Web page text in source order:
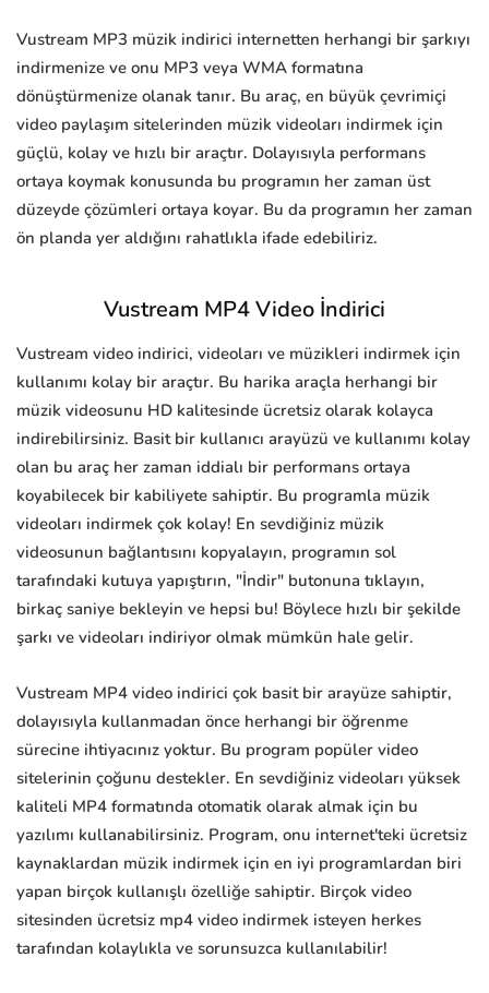
Vustream MP3 müzik indirici internetten herhangi bir şarkıyı
indirmenize ve onu MP3 veya WMA formatına
dönüştürmenize olanak tanır. Bu araç, en büyük çevrimiçi
video paylaşım sitelerinden müzik videoları indirmek için
güçlü, kolay ve hızlı bir araçtır. Dolayısıyla performans
ortaya koymak konusunda bu programın her zaman üst
düzeyde çözümleri ortaya koyar. Bu da programın her zaman
ön planda yer aldığını rahatlıkla ifade edebiliriz.
Vustream MP4 Video İndirici
Vustream video indirici, videoları ve müzikleri indirmek için
kullanımı kolay bir araçtır. Bu harika araçla herhangi bir
müzik videosunu HD kalitesinde ücretsiz olarak kolayca
indirebilirsiniz. Basit bir kullanıcı arayüzü ve kullanımı kolay
olan bu araç her zaman iddialı bir performans ortaya
koyabilecek bir kabiliyete sahiptir. Bu programla müzik
videoları indirmek çok kolay! En sevdiğiniz müzik
videosunun bağlantısını kopyalayın, programın sol
tarafındaki kutuya yapıştırın, "İndir" butonuna tıklayın,
birkaç saniye bekleyin ve hepsi bu! Böylece hızlı bir şekilde
şarkı ve videoları indiriyor olmak mümkün hale gelir.
Vustream MP4 video indirici çok basit bir arayüze sahiptir,
dolayısıyla kullanmadan önce herhangi bir öğrenme
sürecine ihtiyacınız yoktur. Bu program popüler video
sitelerinin çoğunu destekler. En sevdiğiniz videoları yüksek
kaliteli MP4 formatında otomatik olarak almak için bu
yazılımı kullanabilirsiniz. Program, onu internet'teki ücretsiz
kaynaklardan müzik indirmek için en iyi programlardan biri
yapan birçok kullanışlı özelliğe sahiptir. Birçok video
sitesinden ücretsiz mp4 video indirmek isteyen herkes
tarafından kolaylıkla ve sorunsuzca kullanılabilir!